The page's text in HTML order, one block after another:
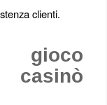
clienti.
casinò